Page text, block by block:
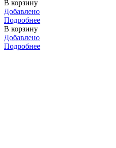
В корзину
Добавлено
Подробнее
В корзину
Добавлено
Подробнее